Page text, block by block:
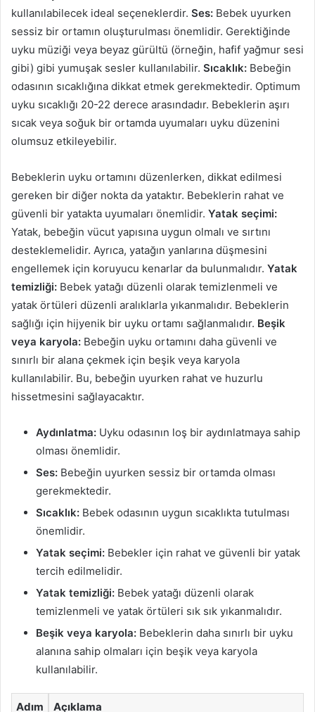
kullanılabilecek ideal seçeneklerdir. Ses: Bebek uyurken
sessiz bir ortamın oluşturulması önemlidir. Gerektiğinde
uyku müziği veya beyaz gürültü (örneğin, hafif yağmur sesi
gibi) gibi yumuşak sesler kullanılabilir. Sıcaklık: Bebeğin
odasının sıcaklığına dikkat etmek gerekmektedir. Optimum
uyku sıcaklığı 20-22 derece arasındadır. Bebeklerin aşırı
sıcak veya soğuk bir ortamda uyumaları uyku düzenini
olumsuz etkileyebilir.
Bebeklerin uyku ortamını düzenlerken, dikkat edilmesi
gereken bir diğer nokta da yataktır. Bebeklerin rahat ve
güvenli bir yatakta uyumaları önemlidir. Yatak seçimi:
Yatak, bebeğin vücut yapısına uygun olmalı ve sırtını
desteklemelidir. Ayrıca, yatağın yanlarına düşmesini
engellemek için koruyucu kenarlar da bulunmalıdır. Yatak
temizliği: Bebek yatağı düzenli olarak temizlenmeli ve
yatak örtüleri düzenli aralıklarla yıkanmalıdır. Bebeklerin
sağlığı için hijyenik bir uyku ortamı sağlanmalıdır. Beşik
veya karyola: Bebeğin uyku ortamını daha güvenli ve
sınırlı bir alana çekmek için beşik veya karyola
kullanılabilir. Bu, bebeğin uyurken rahat ve huzurlu
hissetmesini sağlayacaktır.
Aydınlatma: Uyku odasının loş bir aydınlatmaya sahip
olması önemlidir.
Ses: Bebeğin uyurken sessiz bir ortamda olması
gerekmektedir.
Sıcaklık: Bebek odasının uygun sıcaklıkta tutulması
önemlidir.
Yatak seçimi: Bebekler için rahat ve güvenli bir yatak
tercih edilmelidir.
Yatak temizliği: Bebek yatağı düzenli olarak
temizlenmeli ve yatak örtüleri sık sık yıkanmalıdır.
Beşik veya karyola: Bebeklerin daha sınırlı bir uyku
alanına sahip olmaları için beşik veya karyola
kullanılabilir.
Adım Açıklama